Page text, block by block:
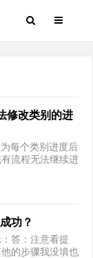
修改类别的进
每个类别进度后
流程无法继续进
功？
答：注意看提
的步骤我没填也